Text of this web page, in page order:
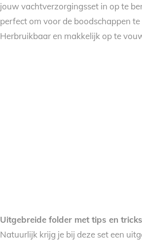
jouw vachtverzorgingsset in op te
perfect om voor de boodschappen te
Herbruikbaar en makkelijk op te
Uitgebreide folder met tips en tricks
Natuurlijk krijg je bij deze set een